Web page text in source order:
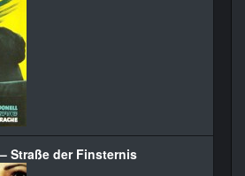
Straße der Finsternis